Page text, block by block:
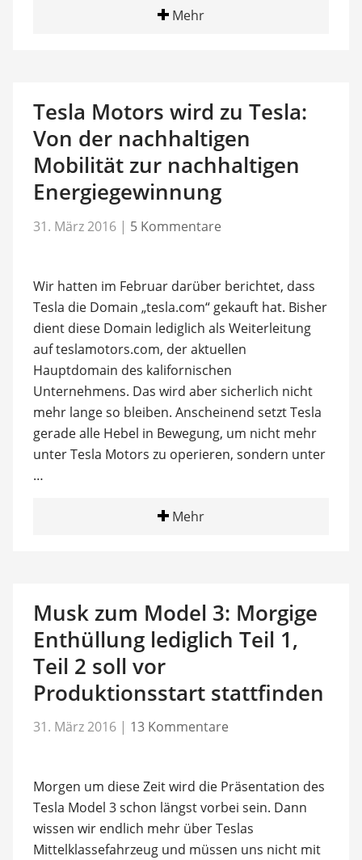
Mehr
Tesla Motors wird zu Tesla:
Von der nachhaltigen
Mobilität zur nachhaltigen
Energiegewinnung
31. März 2016 | 5 Kommentare
Wir hatten im Februar darüber berichtet, dass
Tesla die Domain „tesla.com“ gekauft hat. Bisher
dient diese Domain lediglich als Weiterleitung
auf teslamotors.com, der aktuellen
Hauptdomain des kalifornischen
Unternehmens. Das wird aber sicherlich nicht
mehr lange so bleiben. Anscheinend setzt Tesla
gerade alle Hebel in Bewegung, um nicht mehr
unter Tesla Motors zu operieren, sondern unter
…
Mehr
Musk zum Model 3: Morgige
Enthüllung lediglich Teil 1,
Teil 2 soll vor
Produktionsstart stattfinden
31. März 2016 | 13 Kommentare
Morgen um diese Zeit wird die Präsentation des
Tesla Model 3 schon längst vorbei sein. Dann
wissen wir endlich mehr über Teslas
Mittelklassefahrzeug und müssen uns nicht mit